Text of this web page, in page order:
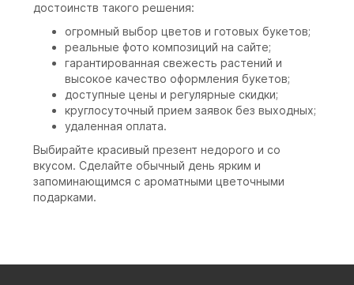
достоинств такого решения:
огромный выбор цветов и готовых букетов;
реальные фото композиций на сайте;
гарантированная свежесть растений и
высокое качество оформления букетов;
доступные цены и регулярные скидки;
круглосуточный прием заявок без выходных;
удаленная оплата.
Выбирайте красивый презент недорого и со
вкусом. Сделайте обычный день ярким и
запоминающимся с ароматными цветочными
подарками.